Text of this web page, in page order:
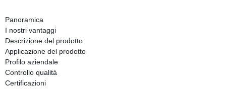
Panoramica
I nostri vantaggi
Descrizione del prodotto
Applicazione del prodotto
Profilo aziendale
Controllo qualità
Certificazioni